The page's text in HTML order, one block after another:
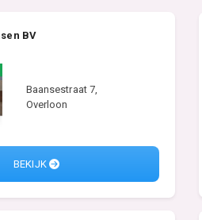
BV
Baansestraat 7,
Overloon
BEKIJK